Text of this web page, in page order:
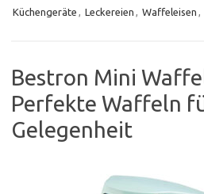
Küchengeräte , Leckereien , Waffeleisen ,
Bestron Mini
Perfekte Waffeln
Gelegenheit